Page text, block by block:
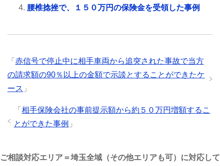
腰椎捻挫で、１５０万円の保険金を受領した事例
「 赤信号で停止中に相手車両から追突された事故で当方
の請求額の90％以上の金額で示談とすることができたケ
ース 」
「 相手保険会社の事前提示額から約５０万円増額するこ
とができた事例 」
ご相談対応エリア＝埼玉全域（その他エリアも可）に対応して